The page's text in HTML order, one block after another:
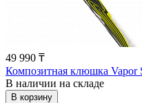
49 990 ₸
Композитная клюшка
В наличии на складе
В корзину